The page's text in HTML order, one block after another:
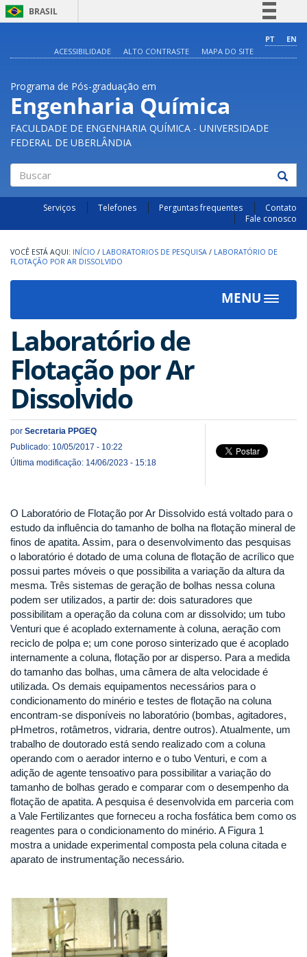
BRASIL
Comunica BR
Acesso à informação
Legislação
PT
EN
ACESSIBILIDADE
ALTO CONTRASTE MAPA DO SITE
Programa de Pós-graduação em
Engenharia Química
FACULDADE DE ENGENHARIA QUÍMICA - UNIVERSIDADE
FEDERAL DE UBERLÂNDIA
Buscar
Serviços Telefones Perguntas frequentes
Contato
Fale conosco
INÍCIO / LABORATORIOS DE PESQUISA / LABORATÓRIO DE
FLOTAÇÃO POR AR DISSOLVIDO
MENU
Toggle
Laboratório de
Flotação por Ar
Dissolvido
por Secretaria PPGEQ
Publicado: 10/05/2017 - 10:22
Última modificação: 14/06/2023 - 15:18
O Laboratório de Flotação por Ar Dissolvido está voltado para o
estudo da influência do tamanho de bolha na flotação mineral de
finos de apatita. Assim, para o desenvolvimento das pesquisas
o laboratório é dotado de uma coluna de flotação de acrílico que
possui partes móveis o que possibilita a variação da altura da
mesma. Três sistemas de geração de bolhas nessa coluna
podem ser utilizados, a partir de: dois saturadores que
possibilitam a operação da coluna com ar dissolvido; um tubo
Venturi que é acoplado externamente à coluna, aeração com
reciclo de polpa e; um cone poroso sinterizado que é acoplado
internamente a coluna, flotação por ar disperso. Para a medida
do tamanho das bolhas, uma câmera de alta velocidade é
utilizada. Os demais equipamentos necessários para o
condicionamento do minério e testes de flotação na coluna
encontram-se disponíveis no laboratório (bombas, agitadores,
pHmetros, rotâmetros, vidraria, dentre outros). Atualmente, um
trabalho de doutorado está sendo realizado com a coluna
operando com o aerador interno e o tubo Venturi, e com a
adição de agente tensoativo para possibilitar a variação do
tamanho de bolhas gerado e comparar com o desempenho da
flotação de apatita. A pesquisa é desenvolvida em parceria com
a Vale Fertilizantes que forneceu a rocha fosfática bem como os
reagentes para o condicionamento do minério. A Figura 1
mostra a unidade experimental composta pela coluna citada e
aparato de instrumentação necessário.